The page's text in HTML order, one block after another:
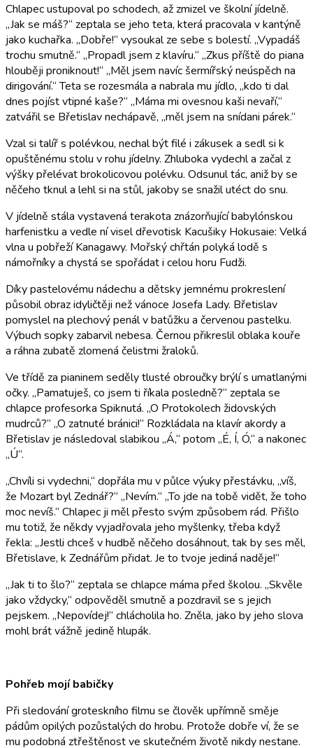
Chlapec ustupoval po schodech, až zmizel ve školní jídelně.
„Jak se máš?“ zeptala se jeho teta, která pracovala v kantýně
jako kuchařka. „Dobře!“ vysoukal ze sebe s bolestí. „Vypadáš
trochu smutně.“ „Propadl jsem z klavíru.“ „Zkus příště do piana
hlouběji proniknout!“ „Měl jsem navíc šermířský neúspěch na
dirigování.“ Teta se rozesmála a nabrala mu jídlo, „kdo ti dal
dnes pojíst vtipné kaše?“ „Máma mi ovesnou kaši nevaří,“
zatvářil se Břetislav nechápavě, „měl jsem na snídani párek.“
Vzal si talíř s polévkou, nechal být filé i zákusek a sedl si k
opuštěnému stolu v rohu jídelny. Zhluboka vydechl a začal z
výšky přelévat brokolicovou polévku. Odsunul tác, aniž by se
něčeho tknul a lehl si na stůl, jakoby se snažil utéct do snu.
V jídelně stála vystavená terakota znázorňující babylónskou
harfenistku a vedle ní visel dřevotisk Kacušiky Hokusaie: Velká
vlna u pobřeží Kanagawy. Mořský chřtán polyká lodě s
námořníky a chystá se spořádat i celou horu Fudži.
Díky pastelovému nádechu a dětsky jemnému prokreslení
působil obraz idyličtěji než vánoce Josefa Lady. Břetislav
pomyslel na plechový penál v batůžku a červenou pastelku.
Výbuch sopky zabarvil nebesa. Černou přikreslil oblaka kouře
a ráhna zubatě zlomená čelistmi žraloků.
Ve třídě za pianinem seděly tlusté obroučky brýlí s umatlanými
očky. „Pamatuješ, co jsem ti říkala posledně?“ zeptala se
chlapce profesorka Spiknutá. „O Protokolech židovských
mudrců?“ „O zatnuté bránici!“ Rozkládala na klavír akordy a
Břetislav je následoval slabikou „Á,“ potom „É, Í, Ó,“ a nakonec
„Ú“.
„Chvíli si vydechni,“ dopřála mu v půlce výuky přestávku, „víš,
že Mozart byl Zednář?“ „Nevím.“ „To jde na tobě vidět, že toho
moc nevíš.“ Chlapec ji měl přesto svým způsobem rád. Přišlo
mu totiž, že někdy vyjadřovala jeho myšlenky, třeba když
řekla: „Jestli chceš v hudbě něčeho dosáhnout, tak by ses měl,
Břetislave, k Zednářům přidat. Je to tvoje jediná naděje!“
„Jak ti to šlo?“ zeptala se chlapce máma před školou. „Skvěle
jako vždycky,“ odpověděl smutně a pozdravil se s jejich
pejskem. „Nepovídej!“ chlácholila ho. Zněla, jako by jeho slova
mohl brát vážně jedině hlupák.
Pohřeb mojí babičky
Při sledování groteskního filmu se člověk upřímně směje
pádům opilých pozůstalých do hrobu. Protože dobře ví, že se
mu podobná ztřeštěnost ve skutečném životě nikdy nestane.